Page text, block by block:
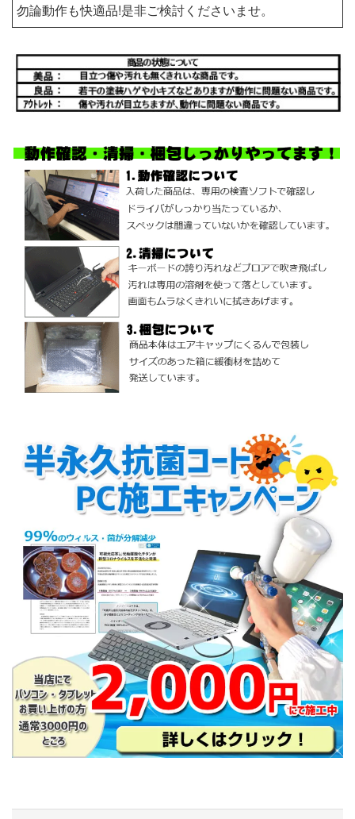
勿論動作も快適品!是非ご検討くださいませ。